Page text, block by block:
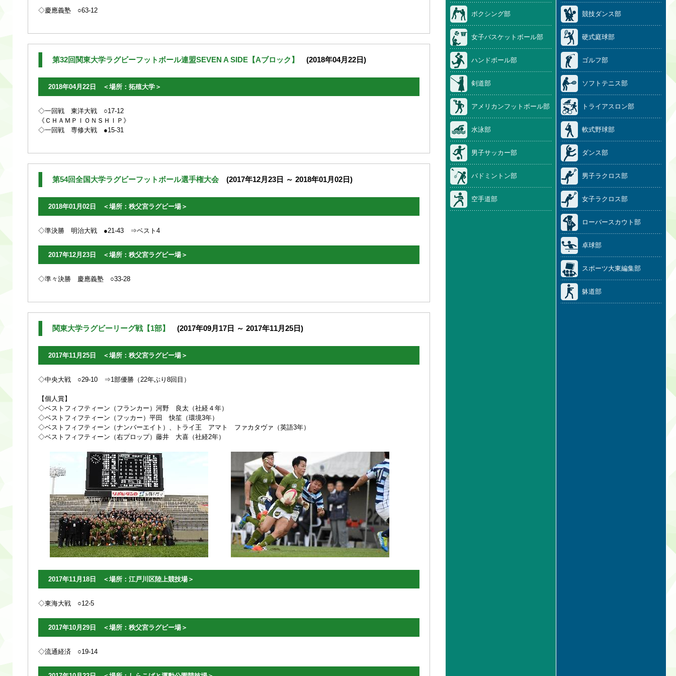
ボクシング部
女子バスケットボール部
ハンドボール部
剣道部
アメリカンフットボール部
水泳部
男子サッカー部
バドミントン部
空手道部
競技ダンス部
硬式庭球部
ゴルフ部
ソフトテニス部
トライアスロン部
軟式野球部
ダンス部
男子ラクロス部
女子ラクロス部
ローバースカウト部
卓球部
スポーツ大東編集部
躰道部
◇慶應義塾 ○63-12
第32回関東大学ラグビーフットボール連盟SEVEN A SIDE【Aブロック】 (2018年04月22日)
2018年04月22日 ＜場所：拓殖大学＞
◇一回戦 東洋大戦 ○17-12
《ＣＨＡＭＰＩＯＮＳＨＩＰ》
◇一回戦 専修大戦 ●15-31
第54回全国大学ラグビーフットボール選手権大会 (2017年12月23日 ～ 2018年01月02日)
2018年01月02日 ＜場所：秩父宮ラグビー場＞
◇準決勝 明治大戦 ●21-43 ⇒ベスト4
2017年12月23日 ＜場所：秩父宮ラグビー場＞
◇準々決勝 慶應義塾 ○33-28
関東大学ラグビーリーグ戦【1部】 (2017年09月17日 ～ 2017年11月25日)
2017年11月25日 ＜場所：秩父宮ラグビー場＞
◇中央大戦 ○29-10 ⇒1部優勝（22年ぶり8回目）
【個人賞】
◇ベストフィフティーン（フランカー）河野 良太（社経４年）
◇ベストフィフティーン（フッカー）平田 快笙（環境3年）
◇ベストフィフティーン（ナンバーエイト）、トライ王 アマト ファカタヴァ（英語3年）
◇ベストフィフティーン（右プロップ）藤井 大喜（社経2年）
2017年11月18日 ＜場所：江戸川区陸上競技場＞
◇東海大戦 ○12-5
2017年10月29日 ＜場所：秩父宮ラグビー場＞
◇流通経済 ○19-14